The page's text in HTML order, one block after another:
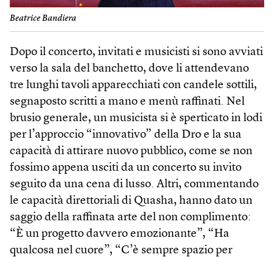
Beatrice Bandiera
Dopo il concerto, invitati e musicisti si sono avviati
verso la sala del banchetto, dove li attendevano
tre lunghi tavoli apparecchiati con candele sottili,
segnaposto scritti a mano e menù raffinati. Nel
brusio generale, un musicista si è sperticato in lodi
per l’approccio “innovativo” della Dro e la sua
capacità di attirare nuovo pubblico, come se non
fossimo appena usciti da un concerto su invito
seguito da una cena di lusso. Altri, commentando
le capacità direttoriali di Quasha, hanno dato un
saggio della raffinata arte del non complimento:
“È un progetto davvero emozionante”, “Ha
qualcosa nel cuore”, “C’è sempre spazio per